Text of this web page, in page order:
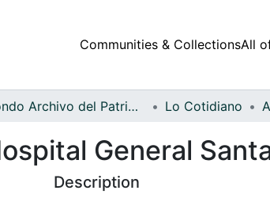
Communities & CollectionsAll
Fondo Archivo del Patrimonio Fotográfico y Fílmico del Valle del Cauca Lo Cotidiano
General
Description